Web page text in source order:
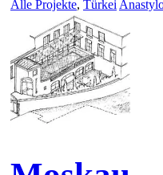
Alle Projekte, Türkei